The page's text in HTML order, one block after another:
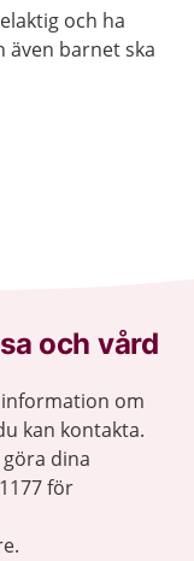
och ha
även barnet ska
och vård
information om
kan kontakta.
dina
för